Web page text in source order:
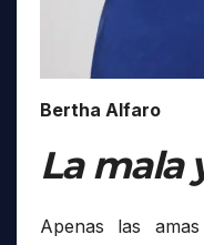
Bertha Alfaro
La mala
Apenas las